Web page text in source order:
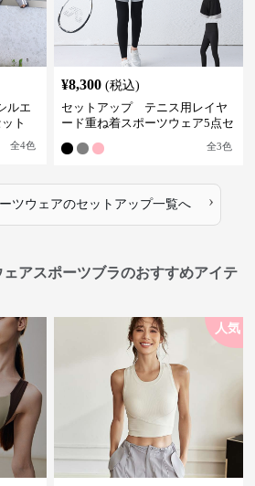
ルエ
ト
全4色
¥8,300 (税込)
セットアップ テニス用レイヤ
ード重ね着スポーツウェア5点セ
全3色
ツウェアのセットアップ一覧へ ›
アスポーツブラのおすすめアイテ
人気